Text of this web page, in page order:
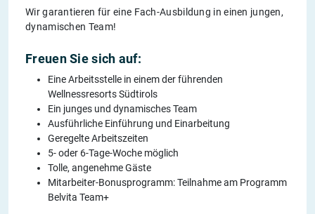
Wir garantieren für eine Fach-Ausbildung in einen jungen,
dynamischen Team!
Freuen Sie sich auf:
Eine Arbeitsstelle in einem der führenden
Wellnessresorts Südtirols
Ein junges und dynamisches Team
Ausführliche Einführung und Einarbeitung
Geregelte Arbeitszeiten
5- oder 6-Tage-Woche möglich
Tolle, angenehme Gäste
Mitarbeiter-Bonusprogramm: Teilnahme am Programm
Belvita Team+